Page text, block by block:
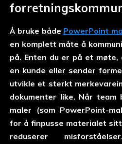
Å bruke både PowerPoint
en komplett måte å
på. Enten du er på et
en kunde eller sender
utvikle et sterkt
dokumenter like. Når team
maler (som PowerPoint-
for å finpusse materialet
reduserer